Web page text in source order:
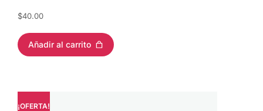
$40.00
Añadir al carrito
¡OFERTA!